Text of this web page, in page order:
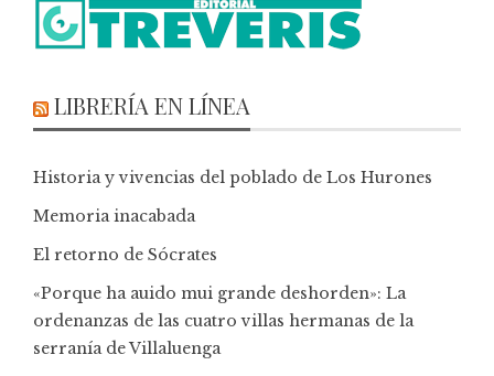
LIBRERÍA EN LÍNEA
Historia y vivencias del poblado de Los Hurones
Memoria inacabada
El retorno de Sócrates
«Porque ha auido mui grande deshorden»: La
ordenanzas de las cuatro villas hermanas de la
serranía de Villaluenga